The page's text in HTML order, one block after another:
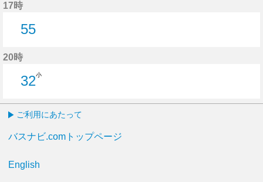
17時
55
20時
32小
ご利用にあたって
バスナビ.comトップページ
English